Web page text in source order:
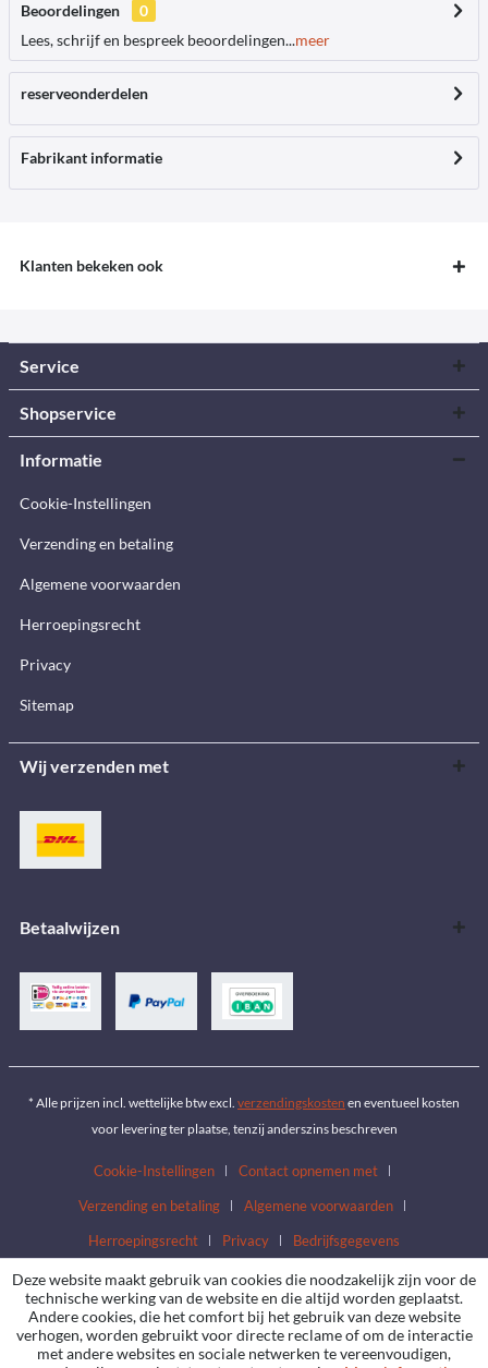
Beoordelingen
0
Lees, schrijf en bespreek beoordelingen...meer
reserveonderdelen
Fabrikant informatie
Klanten bekeken ook
Service
Shopservice
Informatie
Cookie-Instellingen
Verzending en betaling
Algemene voorwaarden
Herroepingsrecht
Privacy
Sitemap
Wij verzenden met
Betaalwijzen
* Alle prijzen incl. wettelijke btw excl. verzendingskosten en eventueel kosten
voor levering ter plaatse, tenzij anderszins beschreven
Cookie-Instellingen
Contact opnemen met
Verzending en betaling
Algemene voorwaarden
Herroepingsrecht
Privacy Bedrijfsgegevens
Deze website maakt gebruik van cookies die noodzakelijk zijn voor de
technische werking van de website en die altijd worden geplaatst.
Andere cookies, die het comfort bij het gebruik van deze website
verhogen, worden gebruikt voor directe reclame of om de interactie
met andere websites en sociale netwerken te vereenvoudigen,